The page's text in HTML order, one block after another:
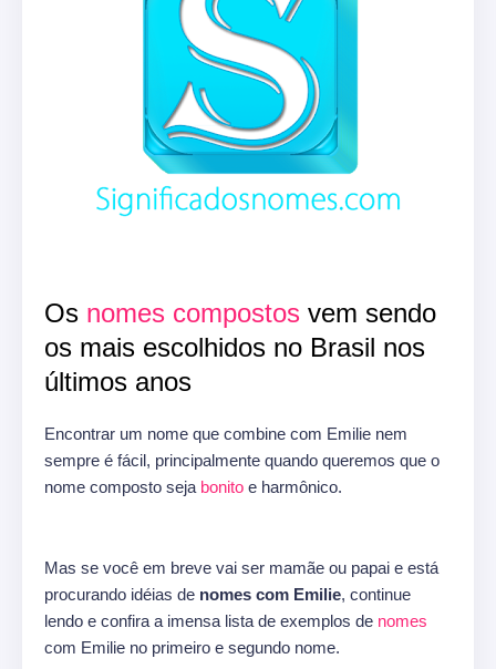
Os nomes compostos vem sendo
os mais escolhidos no Brasil nos
últimos anos
Encontrar um nome que combine com Emilie nem
sempre é fácil, principalmente quando queremos que o
nome composto seja bonito e harmônico.
Mas se você em breve vai ser mamãe ou papai e está
procurando idéias de nomes com Emilie, continue
lendo e confira a imensa lista de exemplos de nomes
com Emilie no primeiro e segundo nome.